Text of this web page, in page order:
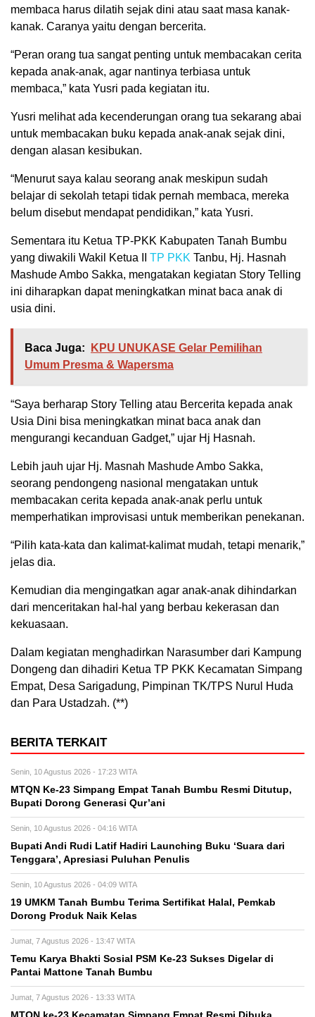
membaca harus dilatih sejak dini atau saat masa kanak-
kanak. Caranya yaitu dengan bercerita.
“Peran orang tua sangat penting untuk membacakan cerita
kepada anak-anak, agar nantinya terbiasa untuk
membaca,” kata Yusri pada kegiatan itu.
Yusri melihat ada kecenderungan orang tua sekarang abai
untuk membacakan buku kepada anak-anak sejak dini,
dengan alasan kesibukan.
“Menurut saya kalau seorang anak meskipun sudah
belajar di sekolah tetapi tidak pernah membaca, mereka
belum disebut mendapat pendidikan,” kata Yusri.
Sementara itu Ketua TP-PKK Kabupaten Tanah Bumbu
yang diwakili Wakil Ketua II TP PKK Tanbu, Hj. Hasnah
Mashude Ambo Sakka, mengatakan kegiatan Story Telling
ini diharapkan dapat meningkatkan minat baca anak di
usia dini.
Baca Juga:
KPU UNUKASE Gelar Pemilihan
Umum Presma & Wapersma
“Saya berharap Story Telling atau Bercerita kepada anak
Usia Dini bisa meningkatkan minat baca anak dan
mengurangi kecanduan Gadget,” ujar Hj Hasnah.
Lebih jauh ujar Hj. Masnah Mashude Ambo Sakka,
seorang pendongeng nasional mengatakan untuk
membacakan cerita kepada anak-anak perlu untuk
memperhatikan improvisasi untuk memberikan penekanan.
“Pilih kata-kata dan kalimat-kalimat mudah, tetapi menarik,”
jelas dia.
Kemudian dia mengingatkan agar anak-anak dihindarkan
dari menceritakan hal-hal yang berbau kekerasan dan
kekuasaan.
Dalam kegiatan menghadirkan Narasumber dari Kampung
Dongeng dan dihadiri Ketua TP PKK Kecamatan Simpang
Empat, Desa Sarigadung, Pimpinan TK/TPS Nurul Huda
dan Para Ustadzah. (**)
BERITA TERKAIT
Senin, 10 Agustus 2026 - 17:23 WITA
MTQN Ke-23 Simpang Empat Tanah Bumbu Resmi Ditutup,
Bupati Dorong Generasi Qur’ani
Senin, 10 Agustus 2026 - 04:16 WITA
Bupati Andi Rudi Latif Hadiri Launching Buku ‘Suara dari
Tenggara’, Apresiasi Puluhan Penulis
Senin, 10 Agustus 2026 - 04:09 WITA
19 UMKM Tanah Bumbu Terima Sertifikat Halal, Pemkab
Dorong Produk Naik Kelas
Jumat, 7 Agustus 2026 - 13:47 WITA
Temu Karya Bhakti Sosial PSM Ke-23 Sukses Digelar di
Pantai Mattone Tanah Bumbu
Jumat, 7 Agustus 2026 - 13:33 WITA